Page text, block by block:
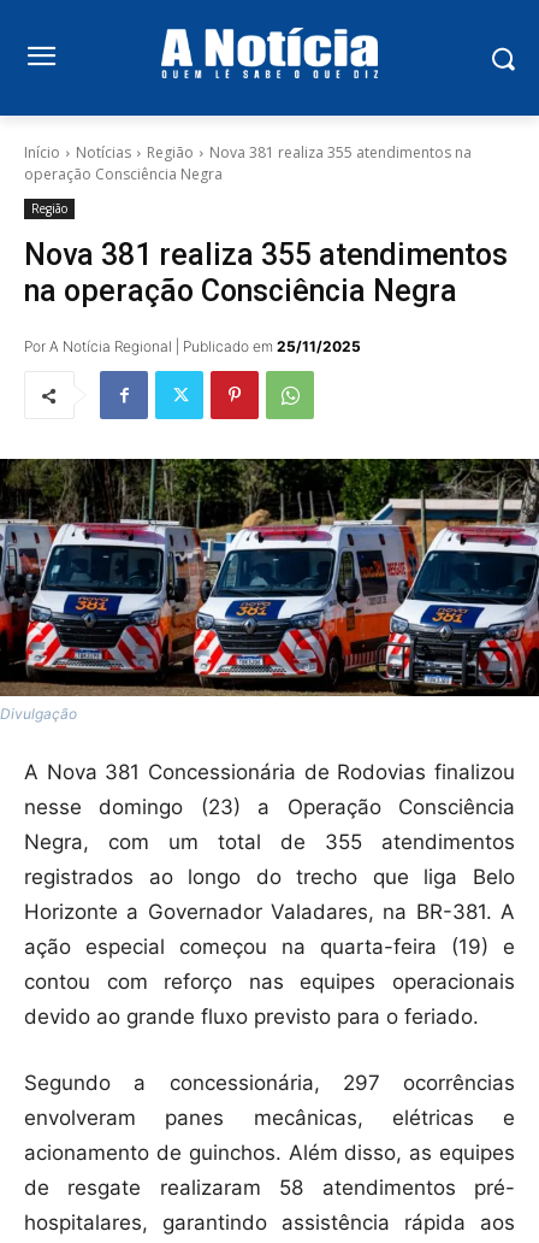
Início Notícias Região
Nova 381 realiza 355 atendimentos na
operação Consciência Negra
Região
Nova 381 realiza 355 atendimentos
na operação Consciência Negra
Por A Notícia Regional | Publicado em 25/11/2025
Divulgação
A Nova 381 Concessionária de Rodovias finalizou
nesse domingo (23) a Operação Consciência
Negra, com um total de 355 atendimentos
registrados ao longo do trecho que liga Belo
Horizonte a Governador Valadares, na BR-381. A
ação especial começou na quarta-feira (19) e
contou com reforço nas equipes operacionais
devido ao grande fluxo previsto para o feriado.
Segundo a concessionária, 297 ocorrências
envolveram panes mecânicas, elétricas e
acionamento de guinchos. Além disso, as equipes
de resgate realizaram 58 atendimentos pré-
hospitalares, garantindo assistência rápida aos